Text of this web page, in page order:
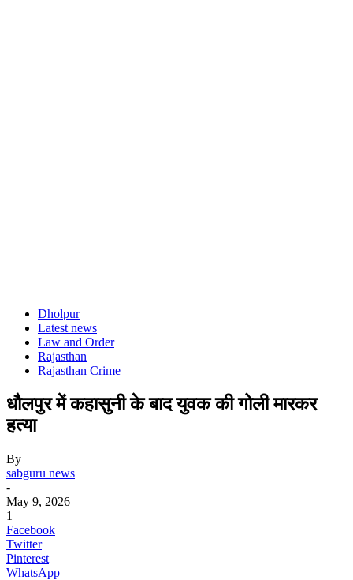
Dholpur
Latest news
Law and Order
Rajasthan
Rajasthan Crime
धौलपुर में कहासुनी के बाद युवक की गोली मारकर
हत्या
By
sabguru news
-
May 9, 2026
1
Facebook
Twitter
Pinterest
WhatsApp